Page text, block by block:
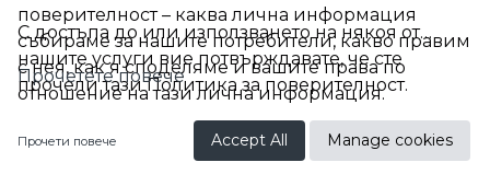
BG
поверителност – каква лична информация
събираме за нашите потребители, какво правим
с нея, как я споделяме и вашите права по
отношение на тази лична информация.
С достъпа до или използването на някоя от
нашите услуги вие потвърждавате, че сте
прочели тази Политика за поверителност.
Прочетете повече
Прочети повече Accept All Manage cookies